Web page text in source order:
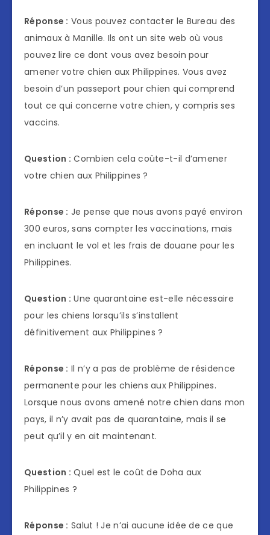
Réponse : Vous pouvez contacter le Bureau des
animaux à Manille. Ils ont un site web où vous
pouvez lire ce dont vous avez besoin pour
amener votre chien aux Philippines. Vous avez
besoin d’un passeport pour chien qui comprend
tout ce qui concerne votre chien, y compris ses
vaccins.
Question : Combien cela coûte-t-il d’amener
votre chien aux Philippines ?
Réponse : Je pense que nous avons payé environ
300 euros, sans compter les vaccinations, mais
en incluant le vol et les frais de douane pour les
Philippines.
Question : Une quarantaine est-elle nécessaire
pour les chiens lorsqu’ils s’installent
définitivement aux Philippines ?
Réponse : Il n’y a pas de problème de résidence
permanente pour les chiens aux Philippines.
Lorsque nous avons amené notre chien dans mon
pays, il n’y avait pas de quarantaine, mais il se
peut qu’il y en ait maintenant.
Question : Quel est le coût de Doha aux
Philippines ?
Réponse : Salut ! Je n’ai aucune idée de ce que